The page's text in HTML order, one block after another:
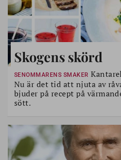
Skogens skörd
SENOMMARENS SMAKER
Nu är det tid att njuta av
bjuder på recept på
sött.